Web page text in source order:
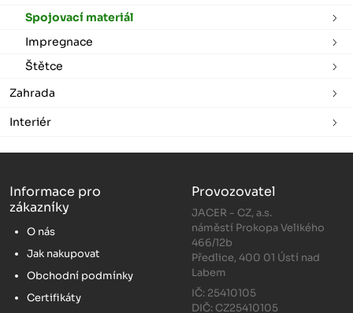
Spojovací materiál
Impregnace
Štětce
Zahrada
Interiér
Informace pro
zákazníky
O nás
Jak nakupovat
Obchodní podmínky
Certifikáty
Provozovatel
JACER - CZ, a.s.
náměstí Prokopa Velikého
466/12b
Předlice, 400 01 Ústí nad
Labem
IČ: 25410105
DIČ: CZ25410105